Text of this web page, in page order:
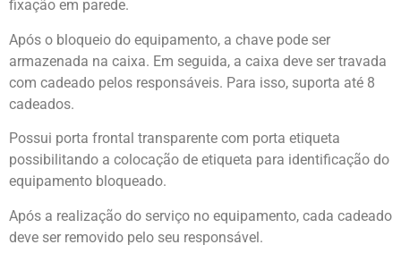
fixação em parede.
Após o bloqueio do equipamento, a chave pode ser
armazenada na caixa. Em seguida, a caixa deve ser travada
com cadeado pelos responsáveis. Para isso, suporta até 8
cadeados.
Possui porta frontal transparente com porta etiqueta
possibilitando a colocação de etiqueta para identificação do
equipamento bloqueado.
Após a realização do serviço no equipamento, cada cadeado
deve ser removido pelo seu responsável.